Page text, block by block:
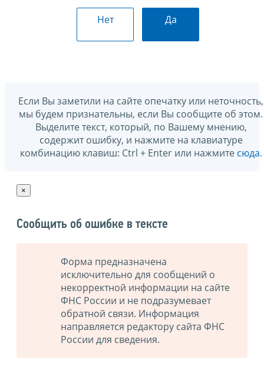
Нет Да
Если Вы заметили на сайте опечатку или неточность,
мы будем признательны, если Вы сообщите об этом.
Выделите текст, который, по Вашему мнению,
содержит ошибку, и нажмите на клавиатуре
комбинацию клавиш: Ctrl + Enter или нажмите сюда.
×
Сообщить об ошибке в тексте
Форма предназначена
исключительно для сообщений о
некорректной информации на сайте
ФНС России и не подразумевает
обратной связи. Информация
направляется редактору сайта ФНС
России для сведения.